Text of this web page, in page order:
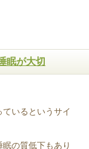
眠が大切
いるというサイ
の質低下もあり